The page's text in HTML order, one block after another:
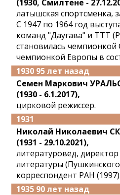
(1930, Смилтене -
латышская спортсменка,
С 1947 по 1964 год
команд "Даугава" и ТТТ
становилась
чемпионкой Европы в
1930 95 лет назад
Семен Маркович
(1930 - 6.1.2017),
цирковой режиссер.
1931
Николай Николаевич
(1931 - 29.10.2021),
литературовед, директор
литературы
корреспондент РАН (1997).
1935 90 лет назад